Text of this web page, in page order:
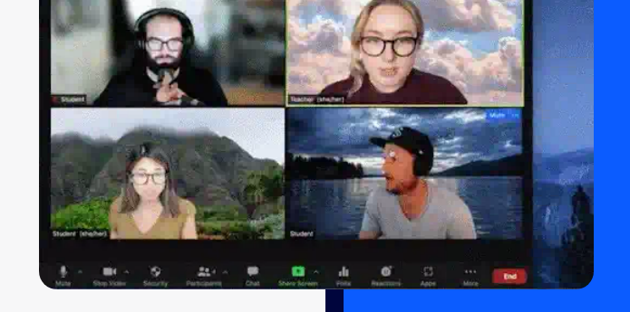
Canvas
Insights de CX